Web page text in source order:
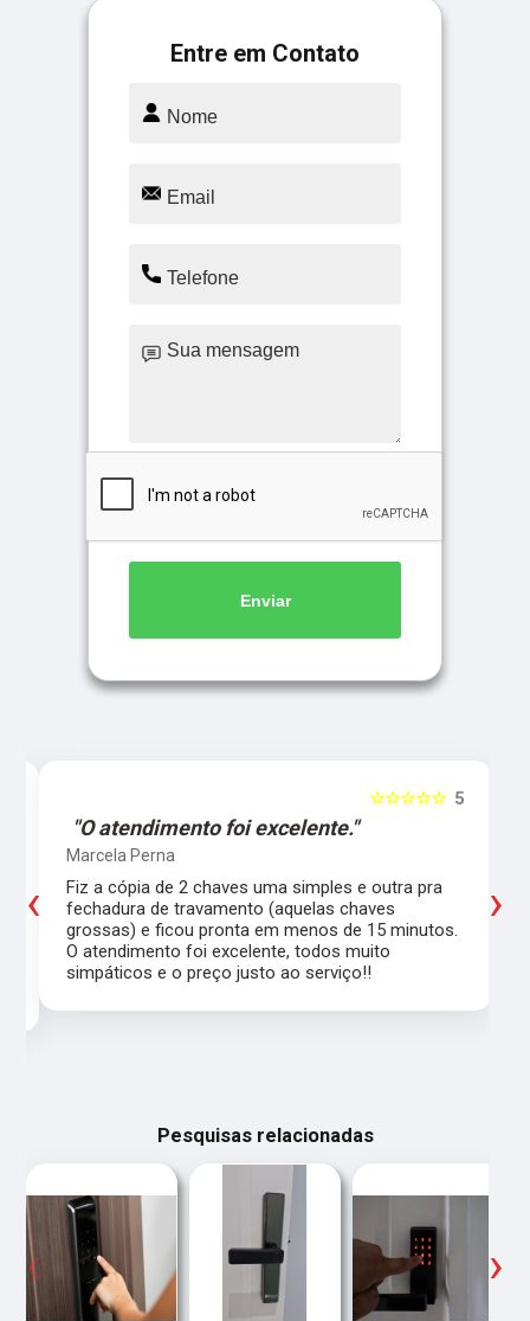
Entre em Contato
Enviar
5
☆☆☆☆☆
"O atendimento foi excelente."
Marcela Perna
Fiz a cópia de 2 chaves uma simples e outra pra
fechadura de travamento (aquelas chaves
grossas) e ficou pronta em menos de 15 minutos.
O atendimento foi excelente, todos muito
simpáticos e o preço justo ao serviço!!
‹ ›
Pesquisas relacionadas
‹ ›